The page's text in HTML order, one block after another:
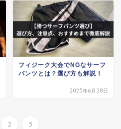
フィジーク大会でNGなサーフ
パンツとは？選び方も解説！
2025年6月28日
2 3